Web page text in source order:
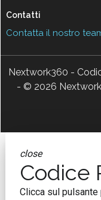
Contatti
Contatta il nostro
Nextwork360 -
- © 2026
close
Codice
Clicca sul pulsante